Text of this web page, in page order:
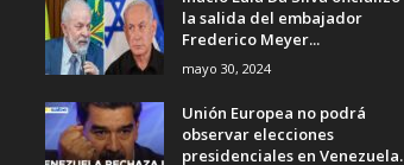
la salida del embajador
Frederico Meyer...
mayo 30, 2024
Unión Europea no podrá
observar elecciones
presidenciales en Venezuela.